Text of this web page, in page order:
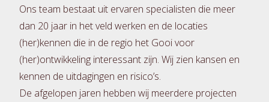
Ons team bestaat uit ervaren specialisten die meer
dan 20 jaar in het veld werken en de locaties
(her)kennen die in de regio het Gooi voor
(her)ontwikkeling interessant zijn. Wij zien kansen en
kennen de uitdagingen en risico’s.
De afgelopen jaren hebben wij meerdere projecten